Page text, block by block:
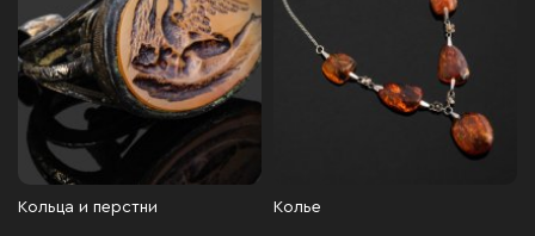
Кольца и перстни Колье